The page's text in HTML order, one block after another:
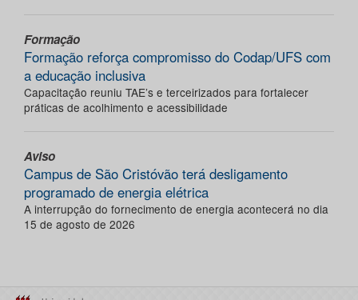
Formação
Formação reforça compromisso do Codap/UFS com
a educação inclusiva
Capacitação reuniu TAE’s e terceirizados para fortalecer
práticas de acolhimento e acessibilidade
Aviso
Campus de São Cristóvão terá desligamento
programado de energia elétrica
A interrupção do fornecimento de energia acontecerá no dia
15 de agosto de 2026